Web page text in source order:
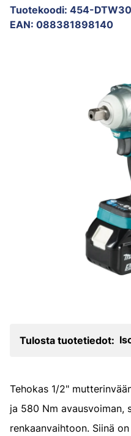
Tuotekoodi: 454-
EAN: 088381898140
Tulosta tuotetiedot:
Tehokas 1/2"
ja 580 Nm avausvoiman,
renkaanvaihtoon. Siinä